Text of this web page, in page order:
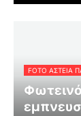
FOTO ΑΣΤΕΙΑ